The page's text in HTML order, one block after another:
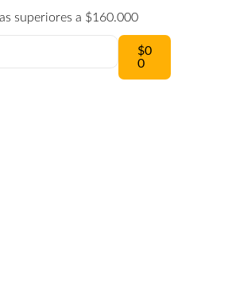
superiores a $160.000
$0
0